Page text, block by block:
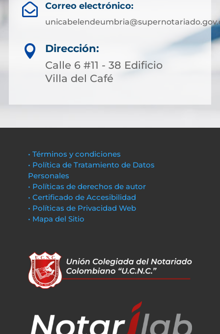
 Correo electrónico:

Dirección:
Calle 6 #11 - 38 Edificio
Villa del Café
• Términos y condiciones
• Política de Tratamiento de Datos
Personales
• Políticas de derechos de autor
• Certificado de Accesibilidad
• Políticas de Privacidad Web
• Mapa del Sitio